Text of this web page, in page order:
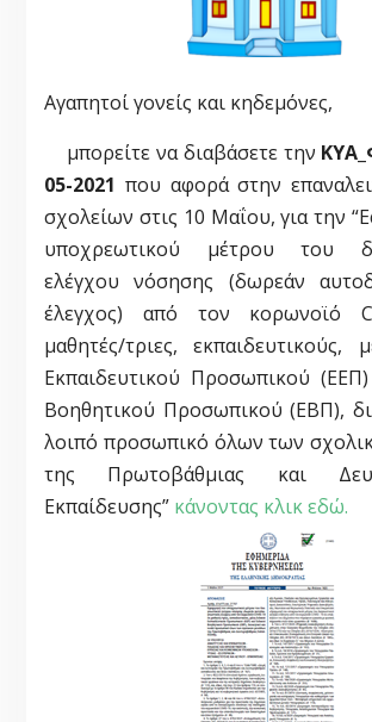
Αγαπητοί γονείς και κηδεμόνες,
μπορείτε να διαβάσετε την
05-2021 που αφορά στην
σχολείων στις 10 Μαΐου, για την
υποχρεωτικού μέτρου του
ελέγχου νόσησης (δωρεάν
έλεγχος) από τον κορωνοϊό
μαθητές/τριες, εκπαιδευτικούς,
Εκπαιδευτικού Προσωπικού (ΕΕΠ)
Βοηθητικού Προσωπικού (ΕΒΠ),
λοιπό προσωπικό όλων των
της Πρωτοβάθμιας και
Εκπαίδευσης” κάνοντας κλικ εδώ.